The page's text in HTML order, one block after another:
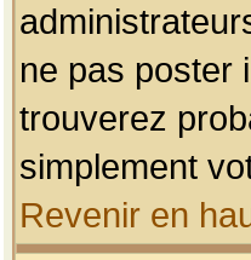
ne pas poster
trouverez
simplement
Revenir en